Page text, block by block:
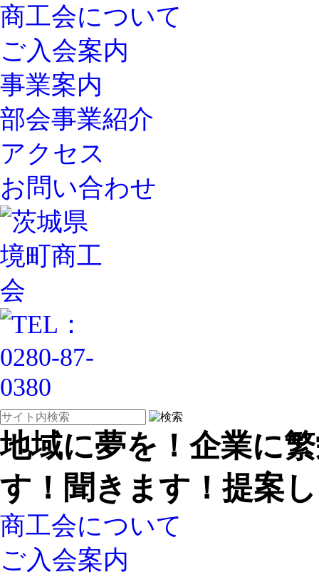
商工会について
ご入会案内
事業案内
部会事業紹介
アクセス
お問い合わせ
地域に夢を！企業に
す！聞きます！提案
商工会について
ご入会案内